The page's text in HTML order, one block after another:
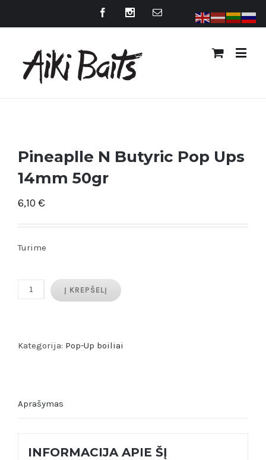
Pineaplle N Butyric Pop Ups
14mm 50gr
6,10 €
Turime
produkto
14mm
Į KREPŠELĮ
Kategorija: Pop-Up boiliai
Aprašymas
INFORMACIJA APIE ŠĮ